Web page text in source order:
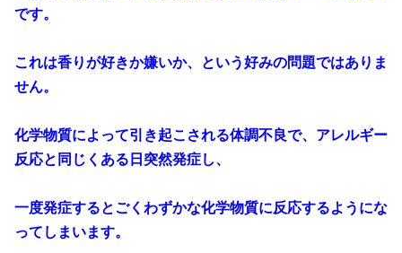
です。
これは香りが好きか嫌いか、という好みの問題ではありま
せん。
化学物質によって引き起こされる体調不良で、アレルギー
反応と同じくある日突然発症し、
一度発症するとごくわずかな化学物質に反応するようにな
ってしまいます。